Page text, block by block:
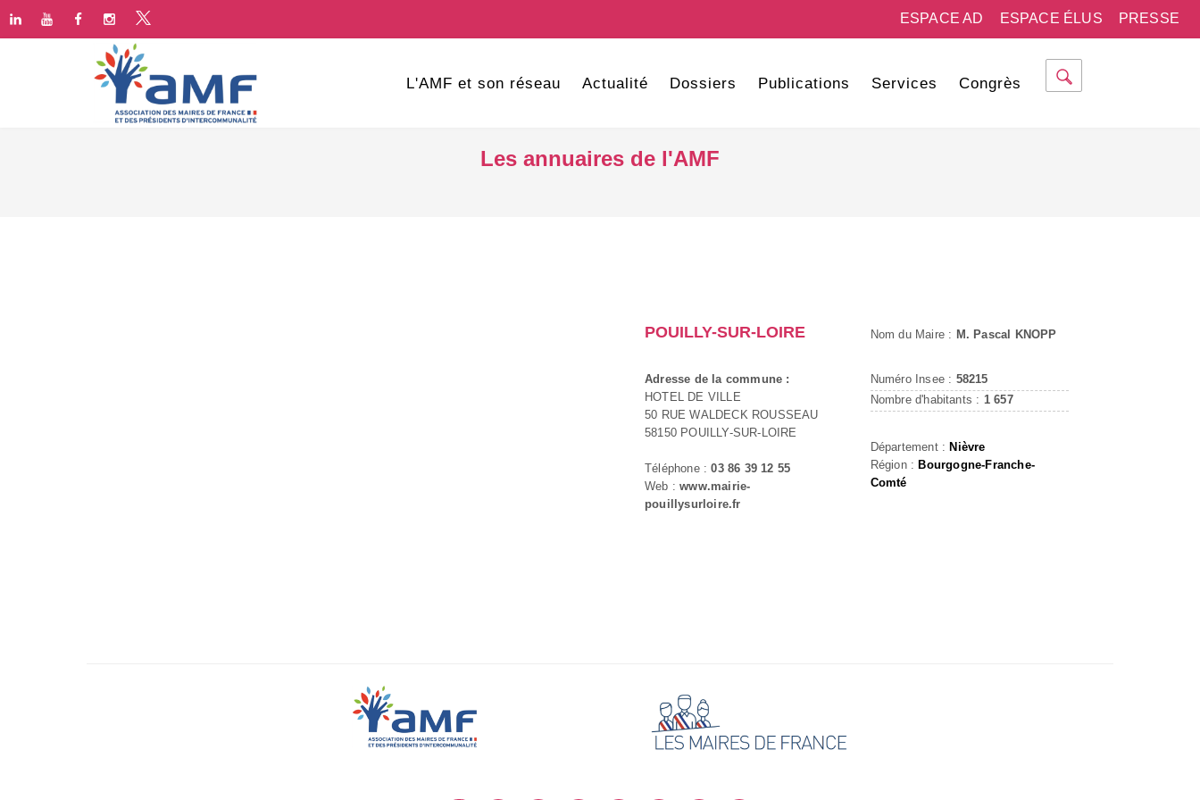
PRESSE
ESPACE ÉLUS
ESPACE AD
L'AMF et son réseau Actualité Dossiers Publications Services Congrès
Les annuaires de l'AMF
POUILLY-SUR-LOIRE
Adresse de la commune :
HOTEL DE VILLE
50 RUE WALDECK ROUSSEAU
58150 POUILLY-SUR-LOIRE
Téléphone :03 86 39 12 55
Web :www.mairie-
pouillysurloire.fr
Nom du Maire : M. Pascal KNOPP
Numéro Insee : 58215
Nombre d'habitants : 1 657
Département : Nièvre
Région : Bourgogne-Franche-
Comté